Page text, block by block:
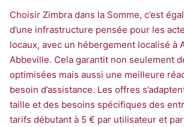
Choisir Zimbra dans la Somme, c’est
d’une infrastructure pensée pour les
locaux, avec un hébergement localisé à
Abbeville. Cela garantit non seulement
optimisées mais aussi une meilleure
besoin d’assistance. Les offres
taille et des besoins spécifiques des
tarifs débutant à 5 € par utilisateur et